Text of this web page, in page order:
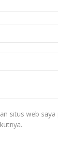
situs web